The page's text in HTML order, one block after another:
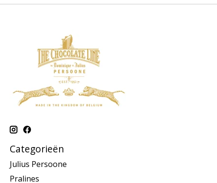
Categorieën
Julius Persoone
Pralines